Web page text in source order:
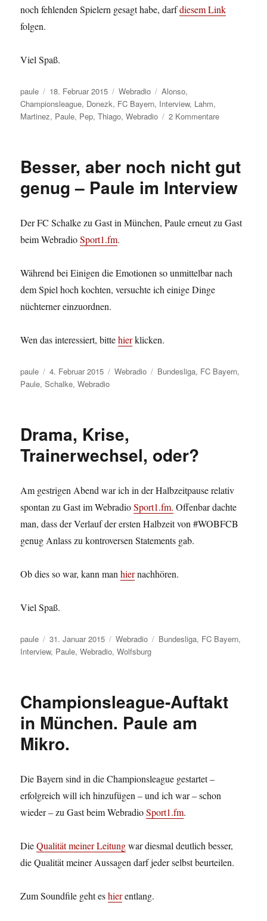
noch fehlenden Spielern gesagt habe, darfdiesem Link
folgen.
Viel Spaß.
Autor
paule
Veröffentlicht
am
18. Februar 2015 Kategorien
Webradio Schlagwörter
Alonso,
Championsleague, Donezk, FC Bayern, Interview, Lahm,
Martinez, Paule, Pep,Thiago,Webradio 2 Kommentarezu
K.O.
–
Runde
im
Besser, aber noch nicht gut
genug – Paule im Interview
Der FC Schalke zu Gast in München, Paule erneut zu Gast
beim WebradioSport1.fm.
Während bei Einigen die Emotionen so unmittelbar nach
dem Spiel hoch kochten, versuchte ich einige Dinge
nüchterner einzuordnen.
Wen das interessiert, bittehierklicken.
Autor
paule
Veröffentlicht
am
4. Februar 2015 Kategorien
Webradio Schlagwörter
Bundesliga, FC Bayern,
Paule,Schalke,Webradio
Drama, Krise,
Trainerwechsel, oder?
Am gestrigen Abend war ich in der Halbzeitpause relativ
spontan zu Gast im WebradioSport1.fm. Offenbar dachte
man, dass der Verlauf der ersten Halbzeit von #WOBFCB
genug Anlass zu kontroversen Statements gab.
Ob dies so war, kann manhiernachhören.
Viel Spaß.
Autor
paule
Veröffentlicht
am
31. Januar 2015 Kategorien
Webradio Schlagwörter
Bundesliga, FC Bayern,
Interview, Paule,Webradio,Wolfsburg
Championsleague-Auftakt
in München. Paule am
Mikro.
Die Bayern sind in die Championsleague gestartet –
erfolgreich will ich hinzufügen – und ich war – schon
wieder – zu Gast beim WebradioSport1.fm.
DieQualität meiner Leitungwar diesmal deutlich besser,
die Qualität meiner Aussagen darf jeder selbst beurteilen.
Zum Soundfile geht eshierentlang.